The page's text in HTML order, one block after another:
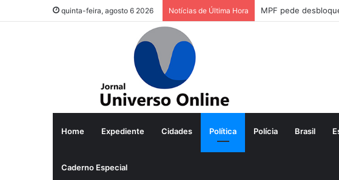
quinta-feira, agosto 6 2026 Notícias de Última Hora Professor Alcides
Home Expediente Cidades Política Polícia Brasil
Caderno Especial